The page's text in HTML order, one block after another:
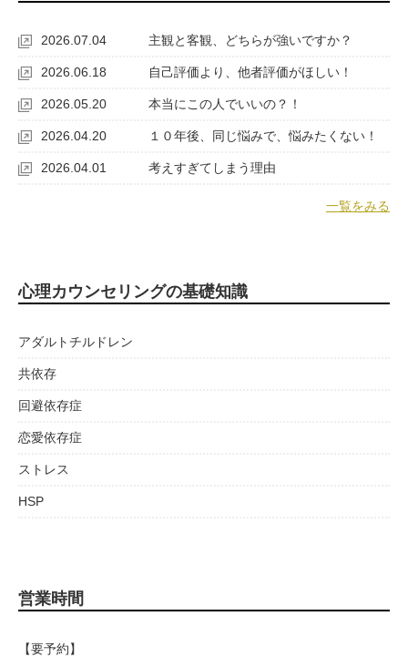
2026.07.04 主観と客観、どちらが強いですか？
2026.06.18 自己評価より、他者評価がほしい！
2026.05.20 本当にこの人でいいの？！
2026.04.20 １０年後、同じ悩みで、悩みたくない！
2026.04.01 考えすぎてしまう理由
一覧をみる
心理カウンセリングの基礎知識
アダルトチルドレン
共依存
回避依存症
恋愛依存症
ストレス
HSP
営業時間
【要予約】